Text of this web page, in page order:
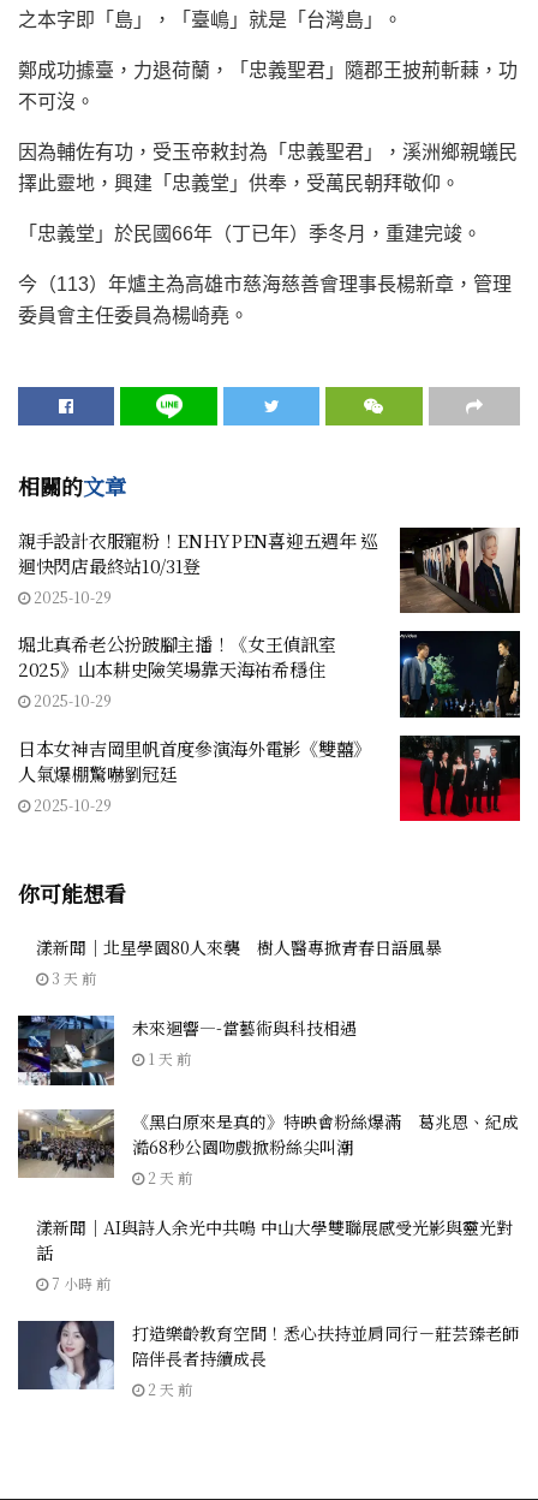
之本字即「島」，「臺嶋」就是「台灣島」。
鄭成功據臺，力退荷蘭，「忠義聖君」隨郡王披荊斬蕀，功
不可沒。
因為輔佐有功，受玉帝敕封為「忠義聖君」，溪洲鄉親蟻民
擇此靈地，興建「忠義堂」供奉，受萬民朝拜敬仰。
「忠義堂」於民國66年（丁已年）季冬月，重建完竣。
今（113）年爐主為高雄市慈海慈善會理事長楊新章，管理
委員會主任委員為楊崎堯。
相關的文章
親手設計衣服寵粉！ENHYPEN喜迎五週年 巡
迴快閃店最終站10/31登
2025-10-29
堀北真希老公扮跛腳主播！《女王偵訊室
2025》山本耕史險笑場靠天海祐希穩住
2025-10-29
日本女神吉岡里帆首度參演海外電影《雙囍》
人氣爆棚驚嚇劉冠廷
2025-10-29
你可能想看
漾新聞｜北星學園80人來襲 樹人醫專掀青春日語風暴
3 天 前
未來迴響—-當藝術與科技相遇
1 天 前
《黑白原來是真的》特映會粉絲爆滿 葛兆恩、紀成
澔68秒公園吻戲掀粉絲尖叫潮
2 天 前
漾新聞｜AI與詩人余光中共鳴 中山大學雙聯展感受光影與靈光對
話
7 小時 前
打造樂齡教育空間！悉心扶持並肩同行－莊芸臻老師
陪伴長者持續成長
2 天 前